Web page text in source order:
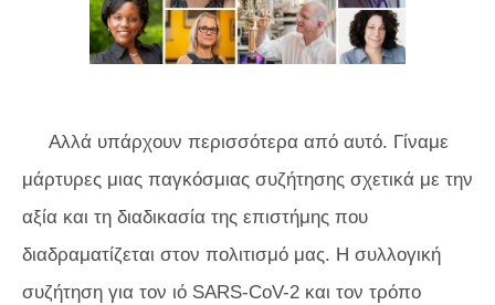
Αλλά υπάρχουν περισσότερα από αυτό. Γίναμε
μάρτυρες μιας παγκόσμιας συζήτησης σχετικά με την
αξία και τη διαδικασία της επιστήμης που
διαδραματίζεται στον πολιτισμό μας. Η συλλογική
συζήτηση για τον ιό SARS-CoV-2 και τον τρόπο